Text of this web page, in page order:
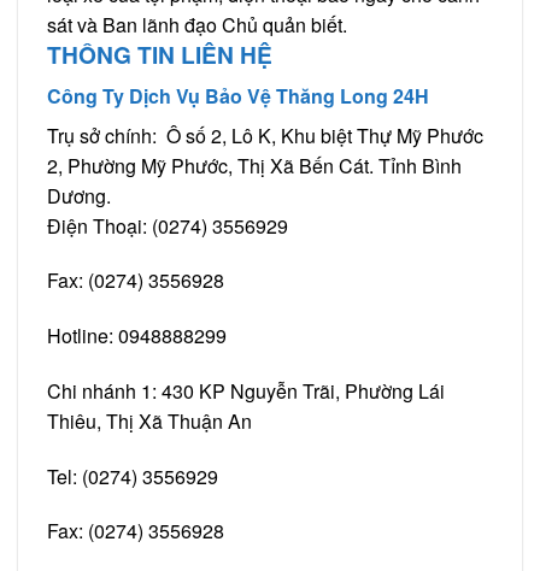
sát và Ban lãnh đạo Chủ quản biết.
THÔNG TIN LIÊN HỆ
Công Ty Dịch Vụ Bảo Vệ Thăng Long 24H
Trụ sở chính: Ô số 2, Lô K, Khu biệt Thự Mỹ Phước
2, Phường Mỹ Phước, Thị Xã Bến Cát. Tỉnh Bình
Dương.
Điện Thoại: (0274) 3556929
Fax: (0274) 3556928
Hotline: 0948888299
Chi nhánh 1: 430 KP Nguyễn Trãi, Phường Lái
Thiêu, Thị Xã Thuận An
Tel: (0274) 3556929
Fax: (0274) 3556928